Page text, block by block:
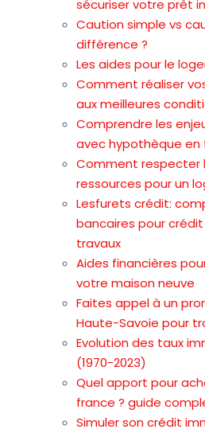
sécuriser votre prêt
Caution simple vs
différence ?
Les aides pour le
Comment réaliser
aux meilleures
Comprendre les
avec hypothèque en
Comment respecter
ressources pour un
Lesfurets crédit:
bancaires pour
travaux
Aides financières
votre maison neuve
Faites appel à un
Haute-Savoie pour
Evolution des taux
(1970-2023)
Quel apport pour
france ? guide
Simuler son crédit